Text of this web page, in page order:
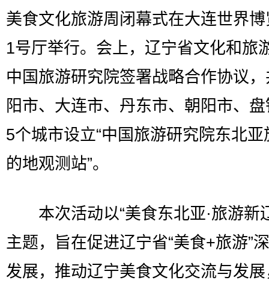
美食文化旅游周闭幕式在大连世界
1号厅举行。会上，辽宁省文化和旅
中国旅游研究院签署战略合作协议
阳市、大连市、丹东市、朝阳市、
5个城市设立“中国旅游研究院东北亚
的地观测站”。
本次活动以“美食东北亚·旅游新
主题，旨在促进辽宁省“美食+旅游”
发展，推动辽宁美食文化交流与发